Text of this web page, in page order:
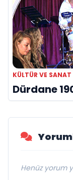
KÜLTÜR VE SANAT
Dürdane
Henüz yorum